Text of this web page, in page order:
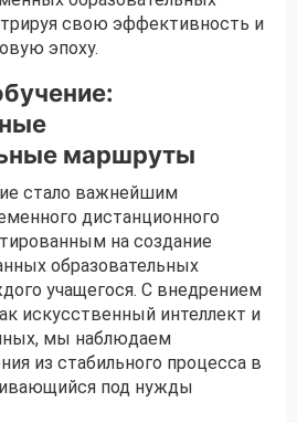
свою эффективность и
эпоху.
маршруты
стало важнейшим
дистанционного
на создание
образовательных
учащегося. С внедрением
искусственный интеллект и
мы наблюдаем
из стабильного процесса в
под нужды